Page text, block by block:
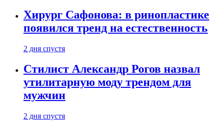
Хирург Сафонова: в ринопластике
появился тренд на естественность
2 дня спустя
Стилист Александр Рогов назвал
утилитарную моду трендом для
мужчин
2 дня спустя